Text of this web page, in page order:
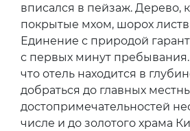
вписался в пейзаж. Дерево,
покрытые мхом, шорох
Единение с природой
с первых минут
что отель находится в
добраться до главных
достопримечательностей
числе и до золотого храма